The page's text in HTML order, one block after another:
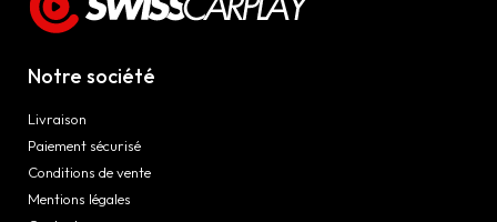
Notre société
Livraison
Paiement sécurisé
Conditions de vente
Mentions légales